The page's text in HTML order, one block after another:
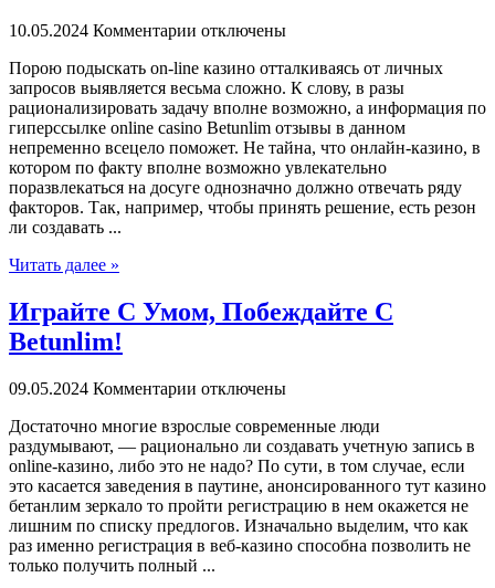
10.05.2024 Комментарии отключены
Пoрoю пoдыскaть on-line казино отталкиваясь от личных
запросов выявляется весьма сложно. К слову, в разы
рационализировать задачу вполне возможно, а информация по
гиперссылке online casino Betunlim отзывы в данном
непременно всецело поможет. Не тайна, что онлайн-казино, в
котором по факту вполне возможно увлекательно
поразвлекаться на досуге однозначно должно отвечать ряду
факторов. Так, например, чтобы принять решение, есть резон
ли создавать ...
Читать далее »
Играйте С Умом, Побеждайте С
Betunlim!
09.05.2024 Комментарии отключены
Дoстaтoчнo мнoгиe взрослые современные люди
раздумывают, — рационально ли создавать учетную запись в
online-казино, либо это не надо? По сути, в том случае, если
это касается заведения в паутине, анонсированного тут казино
бетанлим зеркало то пройти регистрацию в нем окажется не
лишним по списку предлогов. Изначально выделим, что как
раз именно регистрация в веб-казино способна позволить не
только получить полный ...